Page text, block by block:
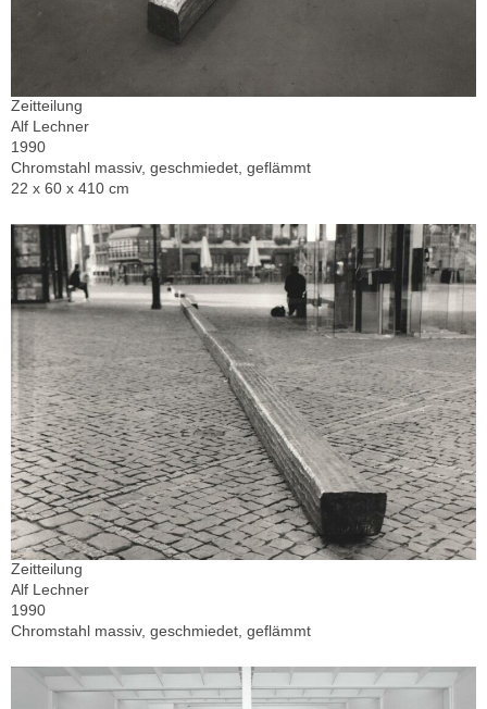
Zeitteilung
Alf Lechner
1990
Chromstahl massiv, geschmiedet, geflämmt
22 x 60 x 410 cm
Zeitteilung
Alf Lechner
1990
Chromstahl massiv, geschmiedet, geflämmt